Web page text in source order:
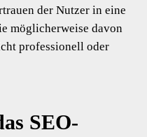
der Nutzer in eine
möglicherweise davon
professionell oder
SEO-